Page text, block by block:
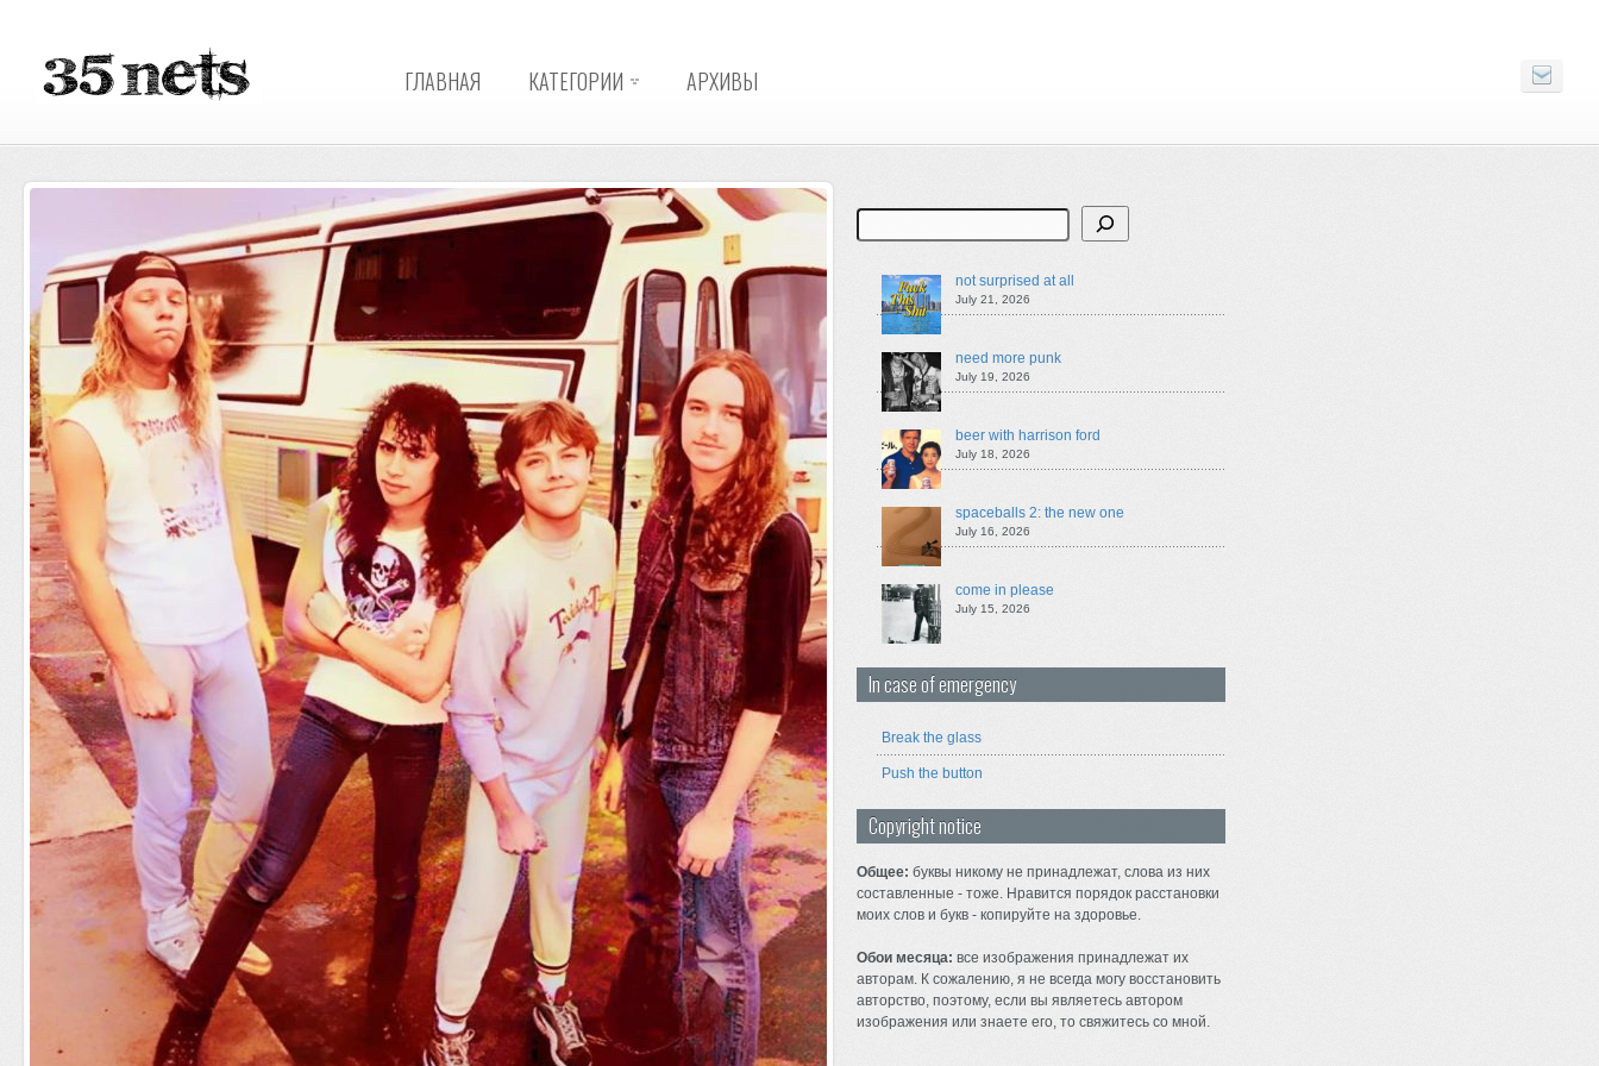
ГЛАВНАЯ КАТЕГОРИИ АРХИВЫ
Search
not surprised at all
July 21, 2026
need more punk
July 19, 2026
beer with harrison ford
July 18, 2026
spaceballs 2: the new one
July 16, 2026
come in please
July 15, 2026
In case of emergency
Break the glass
Push the button
Copyright notice
Общее: буквы никому не принадлежат, слова из них
составленные - тоже. Нравится порядок расстановки
моих слов и букв - копируйте на здоровье.
Обои месяца: все изображения принадлежат их
авторам. К сожалению, я не всегда могу восстановить
авторство, поэтому, если вы являетесь автором
изображения или знаете его, то свяжитесь со мной.